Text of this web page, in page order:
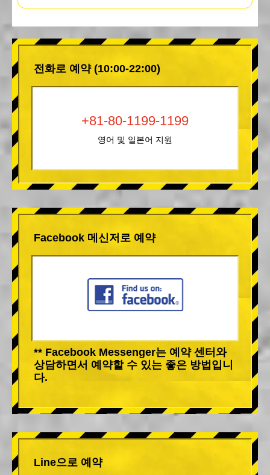
전화로 예약 (10:00-22:00)
+81-80-1199-1199
영어 및 일본어 지원
Facebook 메신저로 예약
** Facebook Messenger는 예약 센터와
상담하면서 예약할 수 있는 좋은 방법입니
다.
Line으로 예약